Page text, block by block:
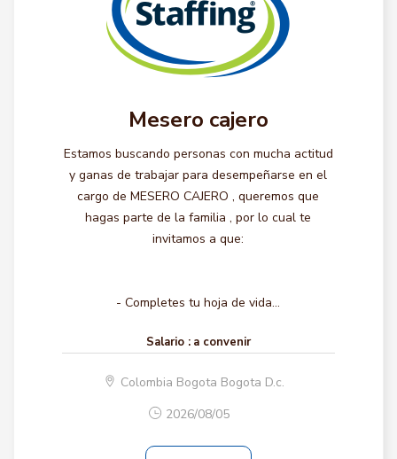
Mesero cajero
Estamos buscando personas con mucha actitud
y ganas de trabajar para desempeñarse en el
cargo de MESERO CAJERO , queremos que
hagas parte de la familia , por lo cual te
invitamos a que:
- Completes tu hoja de vida...
Salario : a convenir
Colombia Bogota Bogota D.c.
2026/08/05